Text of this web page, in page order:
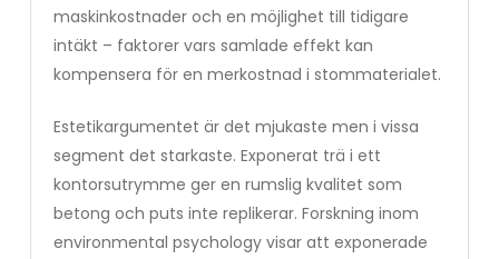
maskinkostnader och en möjlighet till tidigare
intäkt – faktorer vars samlade effekt kan
kompensera för en merkostnad i stommaterialet.
Estetikargumentet är det mjukaste men i vissa
segment det starkaste. Exponerat trä i ett
kontorsutrymme ger en rumslig kvalitet som
betong och puts inte replikerar. Forskning inom
environmental psychology visar att exponerade